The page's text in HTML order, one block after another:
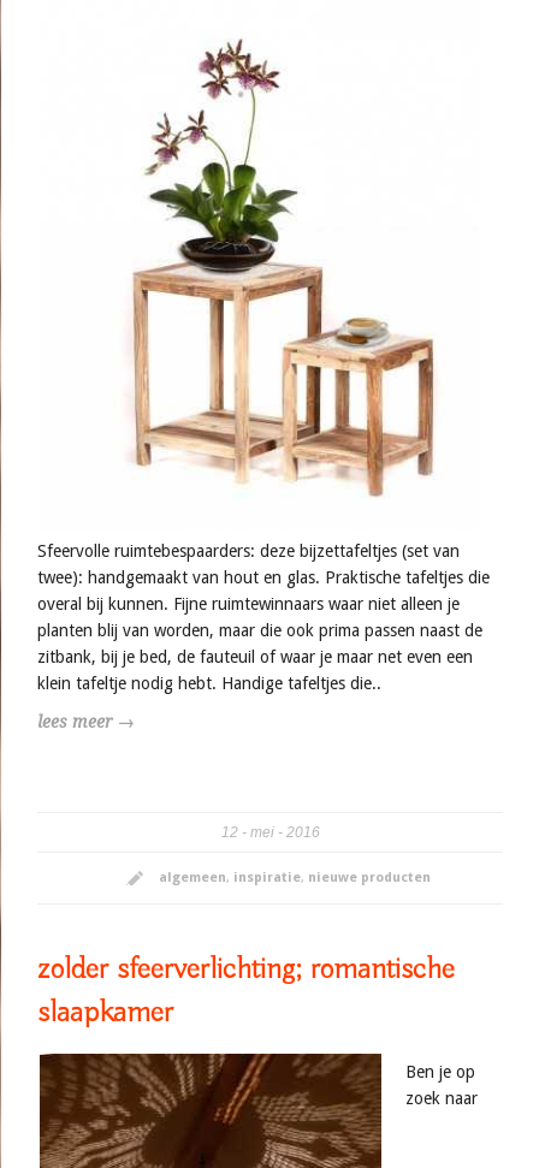
Sfeervolle ruimtebespaarders: deze bijzettafeltjes (set van
twee): handgemaakt van hout en glas. Praktische tafeltjes die
overal bij kunnen. Fijne ruimtewinnaars waar niet alleen je
planten blij van worden, maar die ook prima passen naast de
zitbank, bij je bed, de fauteuil of waar je maar net even een
klein tafeltje nodig hebt. Handige tafeltjes die..
lees meer →
12 mei 2016
algemeen, inspiratie, nieuwe producten
zolder sfeerverlichting; romantische
slaapkamer
Ben je op
zoek naar